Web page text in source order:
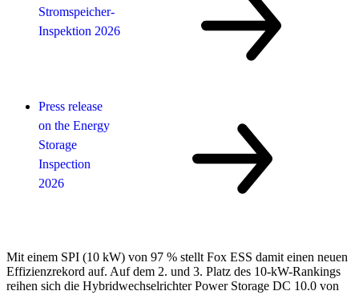
Stromspeicher-
Inspektion 2026
Press release
on the Energy
Storage
Inspection
2026
Mit einem SPI (10 kW) von 97 % stellt Fox ESS damit einen neuen
Effizienzrekord auf. Auf dem 2. und 3. Platz des 10-kW-Rankings
reihen sich die Hybridwechselrichter Power Storage DC 10.0 von